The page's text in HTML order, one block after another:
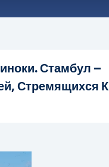
Стамбул –
Стремящихся К